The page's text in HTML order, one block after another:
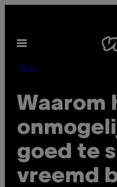
de
inhoud
Open
Tech
Waarom
goed te
vreemd